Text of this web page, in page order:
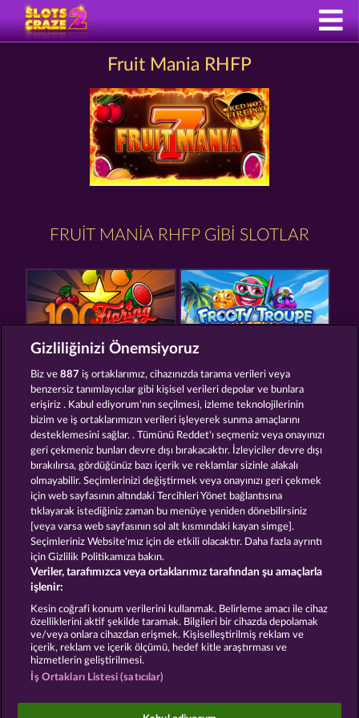
Fruit Mania RHFP
FRUIT MANIA RHFP GIBI SLOTLAR
40 SEVENS WILD RUBIES
Hüküm ve Koşullar Gizlilik Beyanı Künye
Şirket SSS Facebook
İptal talebini gönder
Sosyal casino oyunları sadece eğlence amaçlıdır ve
Gizliliğinizi Önemsiyoruz
Biz ve887 iş ortaklarımız, cihazınızda tarama verileri veya
benzersiz tanımlayıcılar gibi kişisel verileri depolar ve bunlara
erişiriz . Kabul ediyorum'nın seçilmesi, izleme teknolojilerinin
bizim ve iş ortaklarımızın verileri işleyerek sunma amaçlarını
desteklemesini sağlar. . Tümünü Reddet'ı seçmeniz veya onayınızı
geri çekmeniz bunları devre dışı bırakacaktır. İzleyiciler devre dışı
bırakılırsa, gördüğünüz bazı içerik ve reklamlar sizinle alakalı
olmayabilir. Seçimlerinizi değiştirmek veya onayınızı geri çekmek
için web sayfasının altındaki Tercihleri Yönet bağlantısına
tıklayarak istediğiniz zaman bu menüye yeniden dönebilirsiniz
[veya varsa web sayfasının sol alt kısmındaki kayan simge].
Seçimleriniz Website'mız için de etkili olacaktır. Daha fazla ayrıntı
için Gizlilik Politikamıza bakın.
Veriler, tarafımızca veya ortaklarımız tarafından şu amaçlarla
işlenir:
Kesin coğrafi konum verilerini kullanmak. Belirleme amacı ile cihaz
özelliklerini aktif şekilde taramak. Bilgileri bir cihazda depolamak
ve/veya onlara cihazdan erişmek. Kişiselleştirilmiş reklam ve
içerik, reklam ve içerik ölçümü, hedef kitle araştırması ve
hizmetlerin geliştirilmesi.
İş Ortakları Listesi (satıcılar)